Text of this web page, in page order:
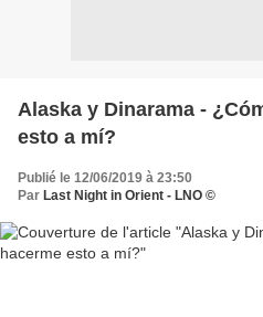
Alaska y Dinarama -
esto a mí?
Publié le 12/06/2019 à 23:50
Par Last Night in Orient - LNO ©